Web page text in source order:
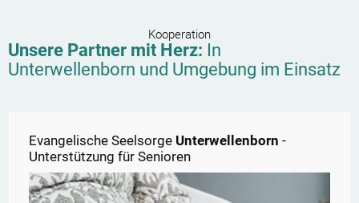
Kooperation
Unsere Partner mit Herz: In
Unterwellenborn und Umgebung im Einsatz
Evangelische Seelsorge Unterwellenborn -
Unterstützung für Senioren